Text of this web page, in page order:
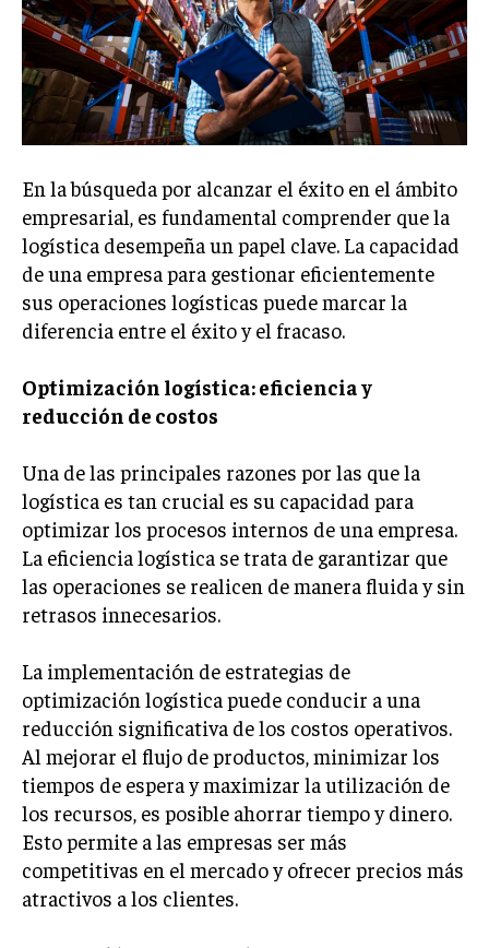
We have a curated list of the most noteworthy news from all
across the globe. With any subscription plan, you get access
exclusive articlesthat let you stay ahead of the curve.
Your Profile
LIFESTYLE
ESTRATEGIAS DE MARKETING
AGENCIAS DE MARKETING
AGENCIAS DE POSICIONAMIENTO WEB SEO
VENTA DE ENLACES
MARKETING DIGITAL
PUBLICIDAD
VENTAS Y PERSUASIÓN
GESTIÓN DE PRODUCTOS
COMUNICACIÓN CORPORATIVA
En la búsqueda por alcanzar el éxito en el ámbito
empresarial, es fundamental comprender que la
logística desempeña un papel clave. La capacidad
de una empresa para gestionar eficientemente
sus operaciones logísticas puede marcar la
diferencia entre el éxito y el fracaso.
Optimización logística: eficiencia y
reducción de costos
Una de las principales razones por las que la
logística es tan crucial es su capacidad para
optimizar los procesos internos de una empresa.
La eficiencia logística se trata de garantizar que
las operaciones se realicen de manera fluida y sin
retrasos innecesarios.
La implementación de estrategias de
optimización logística puede conducir a una
reducción significativa de los costos operativos.
Al mejorar el flujo de productos, minimizar los
tiempos de espera y maximizar la utilización de
los recursos, es posible ahorrar tiempo y dinero.
Esto permite a las empresas ser más
competitivas en el mercado y ofrecer precios más
atractivos a los clientes.